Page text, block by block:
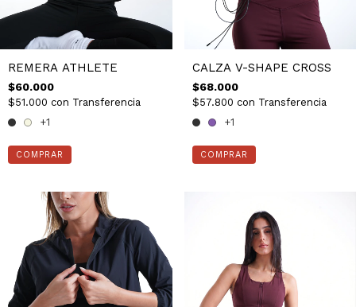
REMERA ATHLETE
$60.000
$51.000 con Transferencia
+1
COMPRAR
CALZA V-SHAPE CROSS
$68.000
$57.800 con Transferencia
+1
COMPRAR